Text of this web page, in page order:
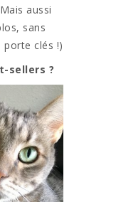
aussi
sans
porte clés !)
sellers ?